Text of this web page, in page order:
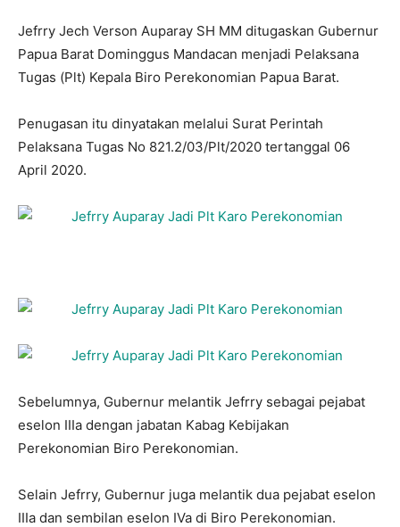
Jefrry Jech Verson Auparay SH MM ditugaskan Gubernur
Papua Barat Dominggus Mandacan menjadi Pelaksana
Tugas (Plt) Kepala Biro Perekonomian Papua Barat.
Penugasan itu dinyatakan melalui Surat Perintah
Pelaksana Tugas No 821.2/03/Plt/2020 tertanggal 06
April 2020.
Sebelumnya, Gubernur melantik Jefrry sebagai pejabat
eselon IIIa dengan jabatan Kabag Kebijakan
Perekonomian Biro Perekonomian.
Selain Jefrry, Gubernur juga melantik dua pejabat eselon
IIIa dan sembilan eselon IVa di Biro Perekonomian.